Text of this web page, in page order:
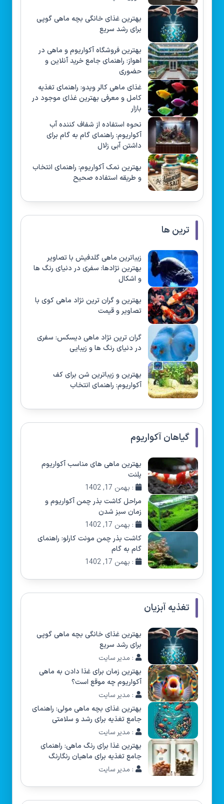
بهترین غذای خانگی بچه ماهی گوپی
برای رشد سریع
بهترین فروشگاه آکواریوم و ماهی در
اهواز: راهنمای جامع خرید آنلاین و
حضوری
غذای ماهی کالر ویدو: راهنمای تغذیه
کامل و معرفی بهترین غذای موجود در
بازار
نحوه استفاده از شفاف کننده آب
آکواریوم: راهنمای گام به گام برای
داشتن آبی زلال
بهترین نمک آکواریوم: راهنمای انتخاب
و طریقه استفاده صحیح
ترین ها
زیباترین ماهی گلدفیش با تصاویر
بهترین نژادها: سفری در دنیای رنگ ها
و اشکال
بهترین و گران ترین نژاد ماهی کوی با
تصاویر و قیمت
گران ترین نژاد ماهی دیسکس: سفری
در دنیای رنگ ها و زیبایی
بهترین و زیباترین شن برای کف
آکواریوم: راهنمای انتخاب
گیاهان آکواریوم
بهترین ماهی های مناسب آکواریوم
پلنت
: بهمن 17, 1402
مراحل کاشت بذر چمن آکواریوم و
زمان سبز شدن
: بهمن 17, 1402
کاشت بذر چمن مونت کارلو: راهنمای
گام به گام
: بهمن 17, 1402
تغذیه آبزیان
بهترین غذای خانگی بچه ماهی گوپی
برای رشد سریع
: مدیر سایت
بهترین زمان برای غذا دادن به ماهی
آکواریوم چه موقع است؟
: مدیر سایت
بهترین غذای بچه ماهی مولی: راهنمای
جامع تغذیه برای رشد و سلامتی
: مدیر سایت
بهترین غذا برای رنگ ماهی: راهنمای
جامع تغذیه برای ماهیان رنگارنگ
: مدیر سایت